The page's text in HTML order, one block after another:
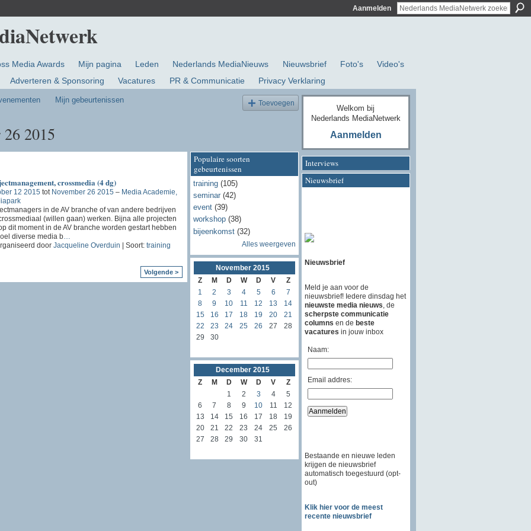
Aanmelden
Media Awards Mijn pagina Leden Nederlands MediaNieuws Nieuwsbrief Foto's
Video's
Adverteren & Sponsoring Vacatures PR & Communicatie Privacy Verklaring
Mijn gebeurtenissen Toevoegen
2015
crossmedia (4 dg)
12 2015 tot November 26 2015 – Media Academie,
in de AV branche of van andere bedrijven
(willen gaan) werken. Bijna alle projecten
dit moment in de AV branche worden gestart hebben
diverse media b…
door Jacqueline Overduin | Soort: training
Volgende >
Populaire soorten
gebeurtenissen
training(105)
seminar(42)
event(39)
workshop(38)
bijeenkomst(32)
Alles weergeven
November 2015
Z
M D W D V
Z
1
2 3 4 5 6
7
8
9 10 11 12 13
14
15
16 17 18 19 20
21
22
23 24 25 26 27
28
29
30
December 2015
Z
M D W D V
Z
1
2 3 4
5
6
7 8 9 10 11
12
13
14 15 16 17 18
19
20
21 22 23 24 25
26
27
28 29 30 31
Welkom bij
Nederlands MediaNetwerk
Aanmelden
Interviews
Nieuwsbrief
Nieuwsbrief
Meld je aan voor de
nieuwsbrief! Iedere dinsdag het
nieuwste media nieuws , de
scherpste communicatie
columns en de beste
vacatures in jouw inbox
Naam:
Email addres:
Bestaande en nieuwe leden
krijgen de nieuwsbrief
automatisch toegestuurd (opt-
out)
Klik hier voor de meest
recente nieuwsbrief